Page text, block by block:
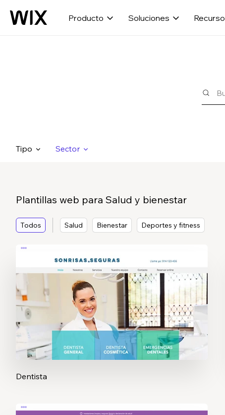
Producto Soluciones
Tipo Sector
Plantillas web para Salud y bienestar
Todos Salud Bienestar Deportes y fitness
Dentista